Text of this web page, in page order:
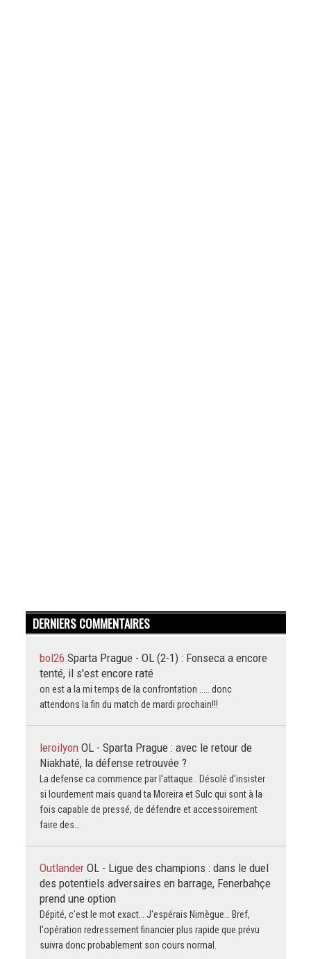
DERNIERS COMMENTAIRES
bol26 Sparta Prague - OL (2-1) : Fonseca a encore
tenté, il s'est encore raté
on est a la mi temps de la confrontation ..... donc
attendons la fin du match de mardi prochain!!!
leroilyon OL - Sparta Prague : avec le retour de
Niakhaté, la défense retrouvée ?
La defense ca commence par l'attaque.. Désolé d'insister
si lourdement mais quand ta Moreira et Sulc qui sont à la
fois capable de pressé, de défendre et accessoirement
faire des…
Outlander OL - Ligue des champions : dans le duel
des potentiels adversaires en barrage, Fenerbahçe
prend une option
Dépité, c'est le mot exact… J'espérais Nimègue… Bref,
l'opération redressement financier plus rapide que prévu
suivra donc probablement son cours normal.